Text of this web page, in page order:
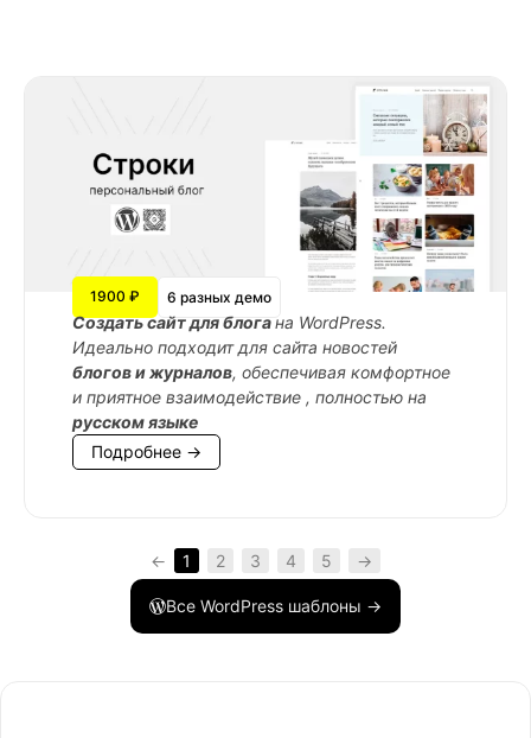
1900 ₽ 6 разных демо
Cоздать сайт для блогана WordPress.
Идеально подходит для сайта новостей
блогов и журналов, обеспечивая комфортное
и приятное взаимодействие , полностью на
русском языке
Подробнее →
← 1 2 3 4 5 →
Все WordPress шаблоны →